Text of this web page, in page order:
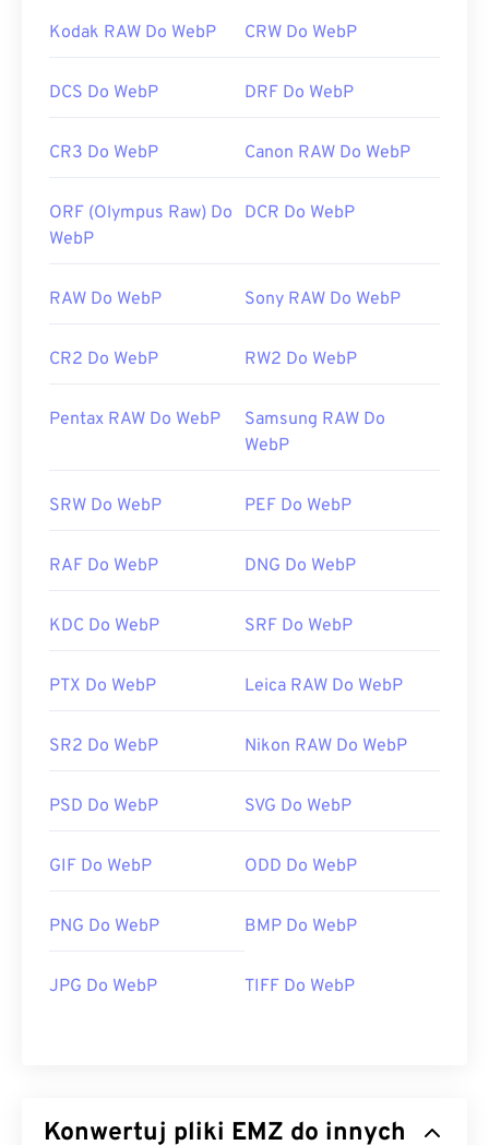
Kodak RAW Do WebP CRW Do WebP
DCS Do WebP DRF Do WebP
CR3 Do WebP Canon RAW Do WebP
ORF (Olympus Raw) Do
WebP
DCR Do WebP
RAW Do WebP Sony RAW Do WebP
CR2 Do WebP RW2 Do WebP
Pentax RAW Do WebP
Samsung RAW Do
WebP
SRW Do WebP PEF Do WebP
RAF Do WebP DNG Do WebP
KDC Do WebP SRF Do WebP
PTX Do WebP Leica RAW Do WebP
SR2 Do WebP Nikon RAW Do WebP
PSD Do WebP SVG Do WebP
GIF Do WebP ODD Do WebP
PNG Do WebP BMP Do WebP
JPG Do WebP TIFF Do WebP
Konwertuj pliki EMZ do innych